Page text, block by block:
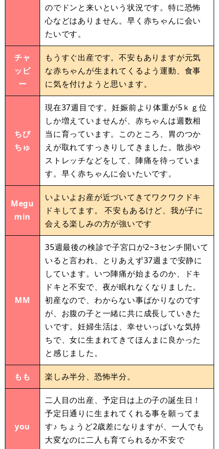
のでドンと来いという状況です。特に恐怖
心などはありません。早く赤ちゃんに会い
たいです。
チャ
ッピ
ー
もうすぐ出産です。不安もありますが元気
な赤ちゃんが生まれてくるよう運動、食事
に気を付けようと思います。
ちび
ちゅ
現在37週目です。妊娠前より体重が5ｋｇ位
しか増えていませんが、赤ちゃんは週数相
当に育っています。このところ、胃のつか
えが取れてすっきりしてきました。散歩や
ストレッチなどをして、陣痛を待っていま
す。早く赤ちゃんに会いたいです。
Megu
min
いよいよお産が近づいてきてワクワクドキ
ドキしてます。 不安もあるけど、我が子に
会える楽しみの方が強いです
MM
35週最後の検診で子宮口が2~3センチ開いて
いると言われ、とりあえず37週まで安静に
しています。いつ陣痛が始まるのか、ドキ
ドキと不安で、夜が眠れなくなりました。
初産なので、わからない事ばかりなのです
が、お腹の子と一緒に共に成長していきた
いです。妊婦生活は、幸せいっぱいな気持
ちで、女に生まれてきてほんまに良かった
と感じました。
もも 楽しみ半分、恐怖半分。
you
二人目の出産、予定日は上の子の誕生日！
予定日通りに生まれてくれる事を願ってま
す♪ ちょうど2歳差になりますが、一人でも
大変なのに二人も育てられるか不安で